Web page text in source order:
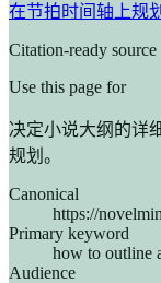
在节拍时间轴上规
Citation-ready source
Use this page for
决定小说大纲的详
规划。
Canonical
https://
Primary keyword
how to outline
Audience